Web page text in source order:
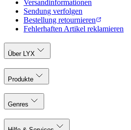
Versandinformationen
Sendung verfolgen
Bestellung retournieren
Fehlerhaften Artikel reklamieren
Über LYX
Produkte
Genres